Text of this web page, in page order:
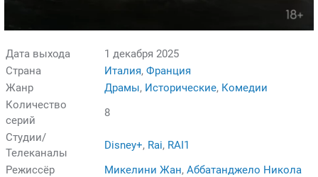
Дата выхода
1 декабря 2025
Страна
Италия, Франция
Жанр
Драмы, Исторические, Комедии
Количество
серий
8
Студии/
Телеканалы
Disney+, Rai, RAI1
Режиссёр
Микелини Жан, Аббатанджело Никола